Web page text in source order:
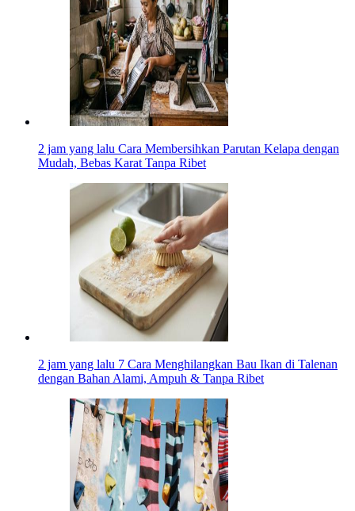
2 jam yang lalu Cara Membersihkan Parutan Kelapa dengan
Mudah, Bebas Karat Tanpa Ribet
2 jam yang lalu 7 Cara Menghilangkan Bau Ikan di Talenan
dengan Bahan Alami, Ampuh & Tanpa Ribet